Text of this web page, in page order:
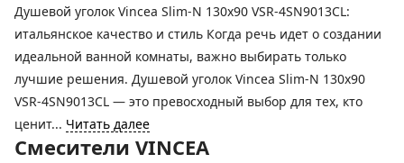
Душевой уголок Vincea Slim-N 130x90 VSR-4SN9013CL:
итальянское качество и стиль Когда речь идет о создании
идеальной ванной комнаты, важно выбирать только
лучшие решения. Душевой уголок Vincea Slim-N 130x90
VSR-4SN9013CL — это превосходный выбор для тех, кто
ценит... Читать далее
Смесители VINCEA